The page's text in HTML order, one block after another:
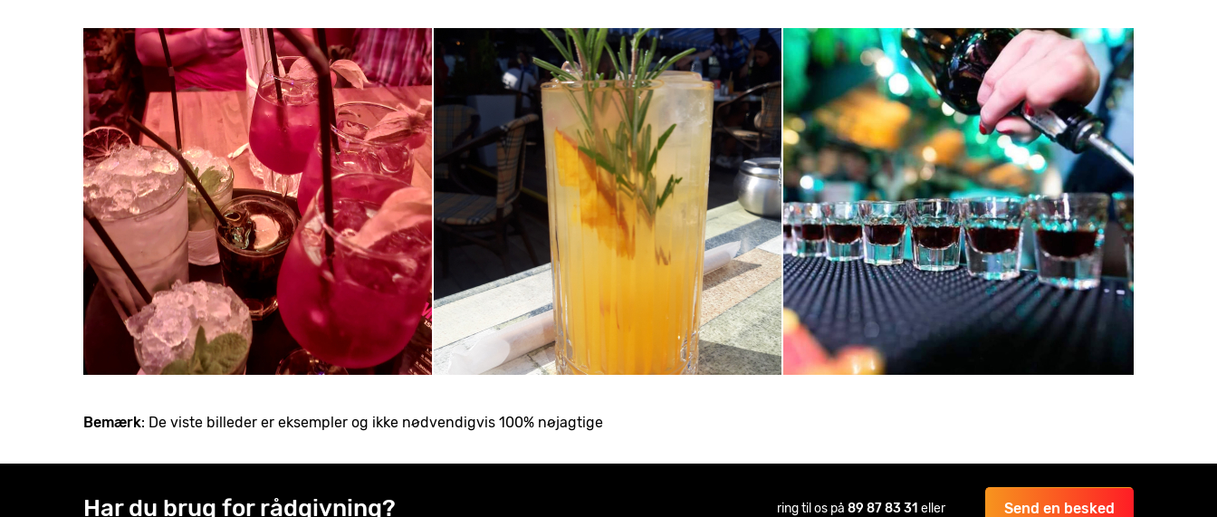
Bemærk: De viste billeder er eksempler og ikke nødvendigvis 100% nøjagtige
Har du brug for rådgivning? ring til os på 89 87 83 31 eller Send en besked